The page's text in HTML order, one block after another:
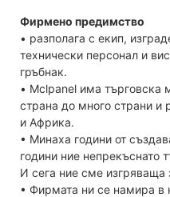
Фирмено предимство
• разполага с екип,
технически персонал и
гръбнак.
• Mclpanel има
страна до много страни и
и Африка.
• Минаха години от
години ние непрекъснато
И сега ние сме изгряваща
• Фирмата ни се намира в